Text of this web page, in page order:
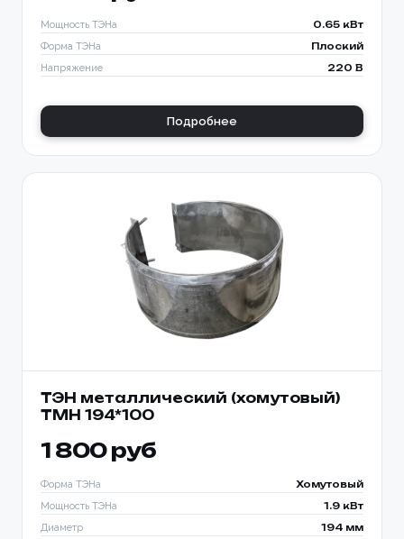
Мощность ТЭНа 0.65 кВт
Форма ТЭНа Плоский
Напряжение 220 В
Подробнее
ТЭН металлический (хомутовый)
TMH 194*100
1 800 руб
Форма ТЭНа Хомутовый
Мощность ТЭНа 1.9 кВт
Диаметр 194 мм